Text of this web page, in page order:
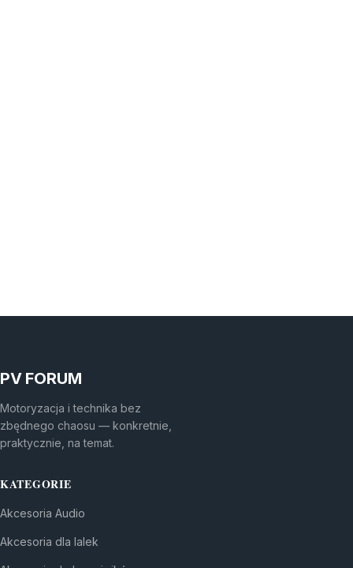
PV FORUM
Motoryzacja i technika bez
zbędnego chaosu — konkretnie,
praktycznie, na temat.
KATEGORIE
Akcesoria Audio
Akcesoria dla lalek